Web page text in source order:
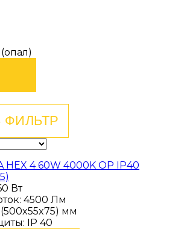
HEX 4 60W 4000K OP IP40
Вт
4500 Лм
мм
IP 40